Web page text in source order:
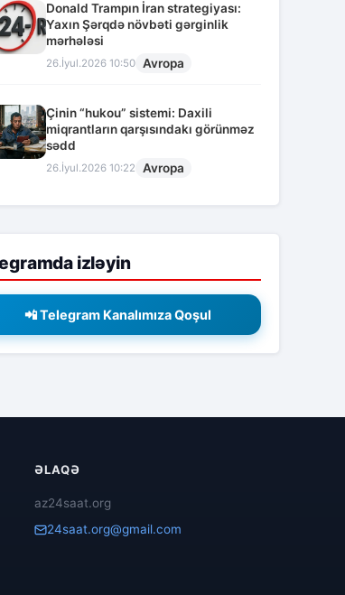
Donald Trampın İran strategiyası:
Yaxın Şərqdə növbəti gərginlik
mərhələsi
26.İyul.2026 10:50 Avropa
Çinin “hukou” sistemi: Daxili
miqrantların qarşısındakı görünməz
sədd
26.İyul.2026 10:22 Avropa
izləyin
📲 Telegram Kanalımıza Qoşul
ƏLAQƏ
az24saat.org
24saat.org@gmail.com